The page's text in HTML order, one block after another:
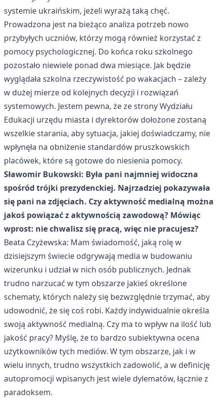
systemie ukraińskim, jeżeli wyrażą taką chęć.
Prowadzona jest na bieżąco analiza potrzeb nowo
przybyłych uczniów, którzy mogą również korzystać z
pomocy psychologicznej. Do końca roku szkolnego
pozostało niewiele ponad dwa miesiące. Jak będzie
wyglądała szkolna rzeczywistość po wakacjach – zależy
w dużej mierze od kolejnych decyzji i rozwiązań
systemowych. Jestem pewna, że ze strony Wydziału
Edukacji urzędu miasta i dyrektorów dołożone zostaną
wszelkie starania, aby sytuacja, jakiej doświadczamy, nie
wpłynęła na obniżenie standardów pruszkowskich
placówek, które są gotowe do niesienia pomocy.
Sławomir Bukowski: Była pani najmniej widoczna
spośród trójki prezydenckiej. Najrzadziej pokazywała
się pani na zdjęciach. Czy aktywność medialną można
jakoś powiązać z aktywnością zawodową? Mówiąc
wprost: nie chwalisz się pracą, więc nie pracujesz?
Beata Czyżewska: Mam świadomość, jaką rolę w
dzisiejszym świecie odgrywają media w budowaniu
wizerunku i udział w nich osób publicznych. Jednak
trudno narzucać w tym obszarze jakieś określone
schematy, których należy się bezwzględnie trzymać, aby
udowodnić, że się coś robi. Każdy indywidualnie określa
swoją aktywność medialną. Czy ma to wpływ na ilość lub
jakość pracy? Myślę, że to bardzo subiektywna ocena
użytkowników tych mediów. W tym obszarze, jak i w
wielu innych, trudno wszystkich zadowolić, a w definicję
autopromocji wpisanych jest wiele dylematów, łącznie z
paradoksem.